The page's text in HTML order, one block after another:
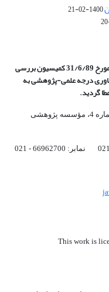
1400-02-21
بررسی
درجه علمی‌-پژوهشیبه
گردید.
آدرس : تهــران، خ نوفل لوشاتو، خ آراکلیان، شماره 4،‌ مؤسسه پژوهشی
This work is